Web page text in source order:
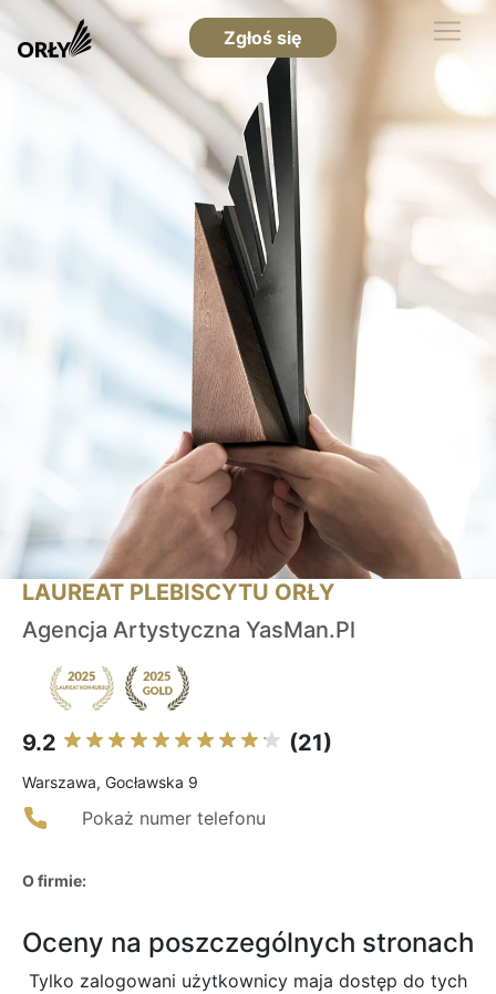
Zgłoś się
LAUREAT PLEBISCYTU ORŁY
Agencja Artystyczna YasMan.Pl
9.2 (21)
Warszawa, Gocławska 9
Pokaż numer telefonu
O firmie:
Oceny na poszczególnych stronach
Tylko zalogowani użytkownicy maja dostęp do tych